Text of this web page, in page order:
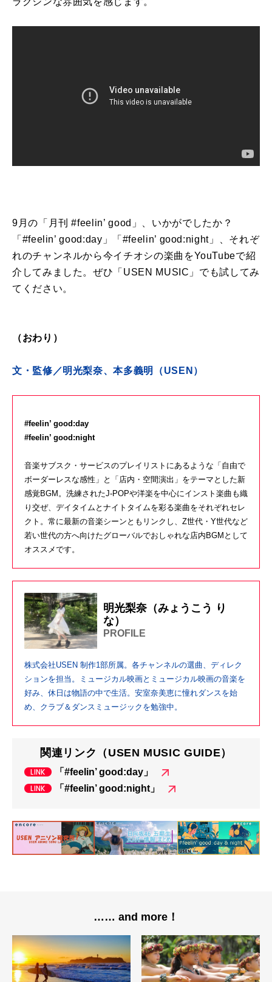
9月の「月刊 #feelin’ good 」、いかがでしたか？
「 #feelin’ good:day 」「 #feelin’ good:night」、それぞ
れのチャンネルから今イチオシの楽曲をYouTubeで紹
介してみました。ぜひ「 USEN MUSIC 」でも試してみ
てください。
（おわり）
文・監修／明光梨奈、本多義明（USEN ）
#feelin’ good:day
#feelin’ good:night
音楽サブスク・サービスのプレイリストにあるような「自由で
ボーダーレスな感性」と「店内・空間演出」をテーマとした新
感覚 BGM 。洗練されたJ-POPや洋楽を中心にインスト楽曲も織
り交ぜ、デイタイムとナイトタイムを彩る楽曲をそれぞれセレ
クト。常に最新の音楽シーンともリンクし、 Z世代・ Y世代など
若い世代の方へ向けたグローバルでおしゃれな店内 BGM として
オススメです。
明光梨奈（みょうこう り
な）
PROFILE
株式会社USEN 制作1部所属。各チャンネルの選曲、ディレク
ションを担当。ミュージカル映画とミュージカル映画の音楽を
好み、休日は物語の中で生活。安室奈美恵に憧れダンスを始
め、クラブ＆ダンスミュージックを勉強中。
関連リンク（USEN MUSIC GUIDE）
「#feelin’ good:day」
「#feelin’ good:night」
…… and more！